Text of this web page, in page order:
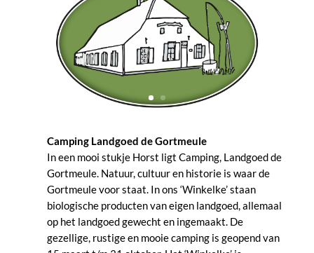
Camping Landgoed de Gortmeule
In een mooi stukje Horst ligt Camping, Landgoed de
Gortmeule. Natuur, cultuur en historie is waar de
Gortmeule voor staat. In ons ‘Winkelke’ staan
biologische producten van eigen landgoed, allemaal
op het landgoed gewecht en ingemaakt. De
gezellige, rustige en mooie camping is geopend van